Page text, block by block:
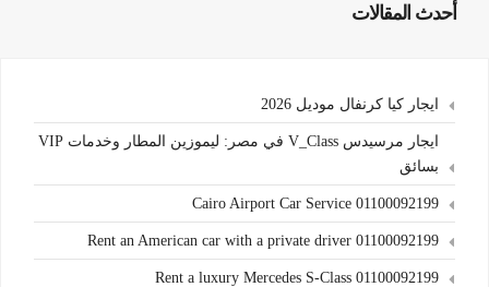
أحدث المقالات
ايجار كيا كرنفال موديل 2026
ايجار مرسيدس V_Class في مصر: ليموزين المطار وخدمات VIP
بسائق
Cairo Airport Car Service 01100092199
Rent an American car with a private driver 01100092199
Rent a luxury Mercedes S-Class 01100092199